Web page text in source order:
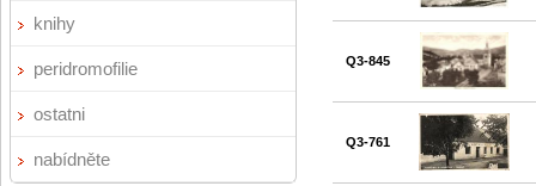
knihy
peridromofilie
ostatni
nabídněte
Q3-845
Q3-761